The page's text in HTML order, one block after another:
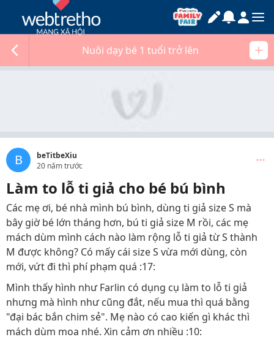
Nuôi dạy bé 1 tuổi trở lên
B
beTitbeXiu
20 năm trước
Làm to lỗ ti giả cho bé bú bình
Các mẹ ơi, bé nhà mình bú bình, dùng ti giả size S mà
bây giờ bé lớn tháng hơn, bú ti giả size M rồi, các mẹ
mách dùm mình cách nào làm rộng lỗ ti giả từ S thành
M được không? Có mấy cái size S vừa mới dùng, còn
mới, vứt đi thì phí phạm quá :17:
Mình thấy hình như Farlin có dụng cụ làm to lỗ ti giả
nhưng mà hình như cũng đắt, nếu mua thì quá bằng
"đại bác bắn chim sẻ". Mẹ nào có cao kiến gì khác thì
mách dùm moa nhé. Xin cảm ơn nhiều :10: